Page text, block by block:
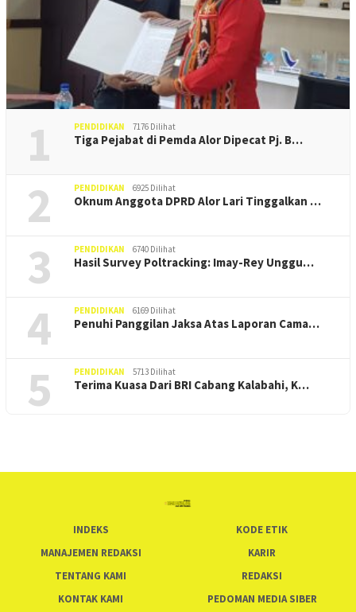
1 PENDIDIKAN 7176 Dilihat
Tiga Pejabat di Pemda Alor Dipecat Pj. B…
2 PENDIDIKAN 6925 Dilihat
Oknum Anggota DPRD Alor Lari Tinggalkan …
3 PENDIDIKAN 6740 Dilihat
Hasil Survey Poltracking: Imay-Rey Unggu…
4 PENDIDIKAN 6169 Dilihat
Penuhi Panggilan Jaksa Atas Laporan Cama…
5 PENDIDIKAN 5713 Dilihat
Terima Kuasa Dari BRI Cabang Kalabahi, K…
INDEKS
KODE ETIK
MANAJEMEN REDAKSI
KARIR
TENTANG KAMI
REDAKSI
KONTAK KAMI
PEDOMAN MEDIA SIBER